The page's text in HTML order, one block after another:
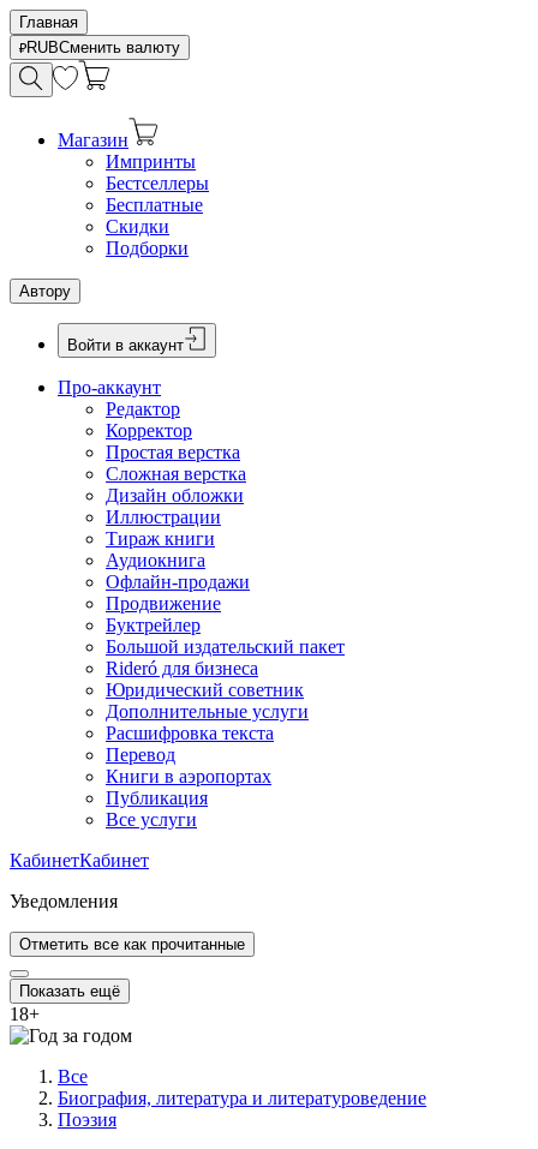
Главная
RUBСменить валюту
Магазин
Импринты
Бестселлеры
Бесплатные
Скидки
Подборки
Автору
Войти в аккаунт
Про-аккаунт
Редактор
Корректор
Простая верстка
Сложная верстка
Дизайн обложки
Иллюстрации
Тираж книги
Аудиокнига
Офлайн-продажи
Продвижение
Буктрейлер
Большой издательский пакет
Rideró для бизнеса
Юридический советник
Дополнительные услуги
Расшифровка текста
Перевод
Книги в аэропортах
Публикация
Все услуги
КабинетКабинет
Уведомления
Отметить все как прочитанные
Показать ещё
18+
Все
Биография, литература и литературоведение
Поэзия